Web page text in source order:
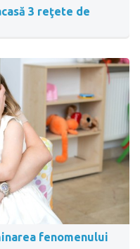
3 reţete de
fenomenului